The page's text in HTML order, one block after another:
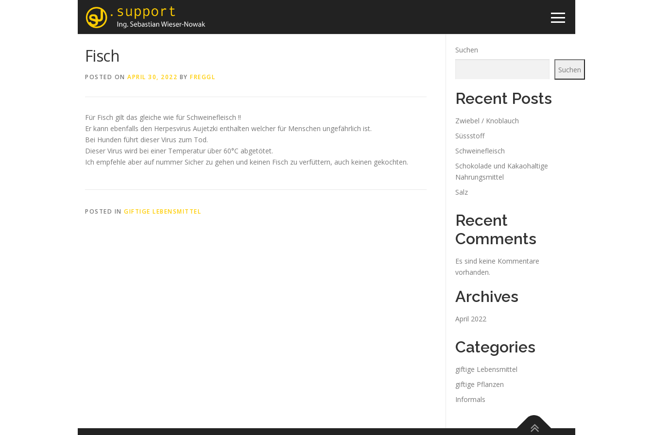
content
Fisch
POSTED ON APRIL 30, 2022 BY FREGGL
Für Fisch gilt das gleiche wie für Schweinefleisch !!
Er kann ebenfalls den Herpesvirus Aujetzki enthalten welcher für Menschen ungefährlich ist.
Bei Hunden führt dieser Virus zum Tod.
Dieser Virus wird bei einer Temperatur über 60°C abgetötet.
Ich empfehle aber auf nummer Sicher zu gehen und keinen Fisch zu verfüttern, auch keinen gekochten.
POSTED IN GIFTIGE LEBENSMITTEL
Suchen
Suchen
Recent Posts
Zwiebel / Knoblauch
Süssstoff
Schweinefleisch
Schokolade und Kakaohaltige
Nahrungsmittel
Salz
Recent
Comments
Es sind keine Kommentare
vorhanden.
Archives
April 2022
Categories
giftige Lebensmittel
giftige Pflanzen
Informals